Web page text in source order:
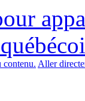
contenu. Aller